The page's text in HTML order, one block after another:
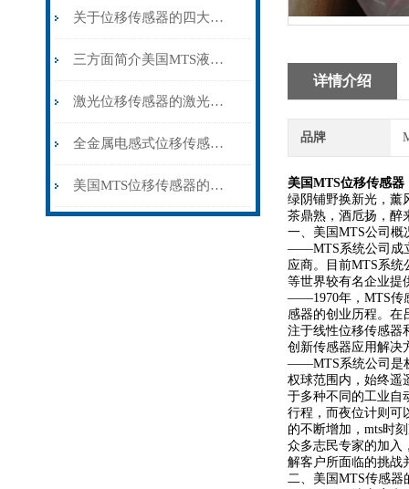
关于位移传感器的四大功能一一介绍
三方面简介美国MTS液位传感器型号特性
激光位移传感器的激光三角测量法原理和用途说明
全金属电感式位移传感器的特点及在注塑机上的应用
美国MTS位移传感器的用途和工作要求说明
详情介绍
品牌
美国MTS位移传感器
绿阴铺野换新光，薰
茶鼎熟，酒卮扬，醉
一、美国MTS公司概
——MTS系统公司成
应商。目前MTS系
等世界较有名企业提
——1970年，MTS传
感器的创业历程。在
注于线性位移传感器
创新传感器应用解决
——MTS系统公司是
权球范围内，始终遥
于多种不同的工业自
行程，而夜位计则可
的不断增加，mts时
众多志民专家的加入
解客户所面临的挑战
二、美国MTS传感器